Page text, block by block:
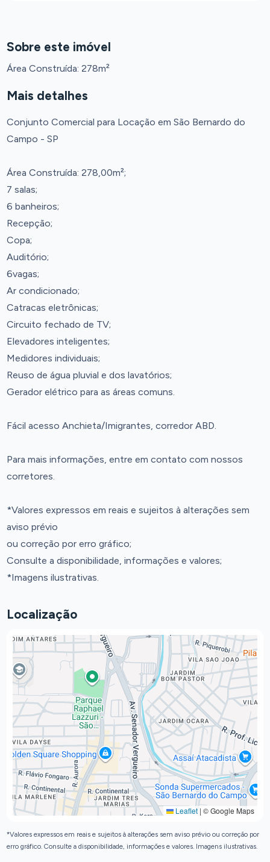
Sobre este imóvel
Área Construída: 278m²
Mais detalhes
Conjunto Comercial para Locação em São Bernardo do
Campo - SP
Área Construída: 278,00m²;
7 salas;
6 banheiros;
Recepção;
Copa;
Auditório;
6vagas;
Ar condicionado;
Catracas eletrônicas;
Circuito fechado de TV;
Elevadores inteligentes;
Medidores individuais;
Reuso de água pluvial e dos lavatórios;
Gerador elétrico para as áreas comuns.
Fácil acesso Anchieta/Imigrantes, corredor ABD.
Para mais informações, entre em contato com nossos
corretores.
*Valores expressos em reais e sujeitos à alterações sem
aviso prévio
ou correção por erro gráfico;
Consulte a disponibilidade, informações e valores;
*Imagens ilustrativas.
Localização
Leaflet | © Google Maps
*Valores expressos em reais e sujeitos à alterações sem aviso prévio ou correção por
erro gráfico. Consulte a disponibilidade, informações e valores. Imagens ilustrativas.